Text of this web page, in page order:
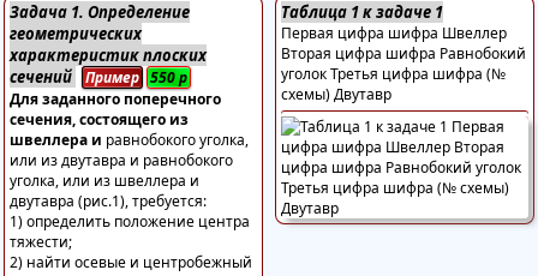
Задача 1. Определение
геометрических
характеристик плоских
сечений
Пример 550р
Для заданного поперечного
сечения, состоящего из
швеллера и равнобокого уголка,
или из двутавра и равнобокого
уголка, или из швеллера и
двутавра (рис.1), требуется:
1) определить положение центра
тяжести;
2) найти осевые и центробежный
Таблица 1 к задаче 1
Первая цифра шифра Швеллер
Вторая цифра шифра Равнобокий
уголок Третья цифра шифра (№
схемы) Двутавр